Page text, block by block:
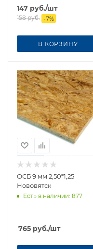
147 руб./шт
158руб. -7%
В КОРЗИНУ
ОСБ 9 мм 2,50*1,25
Нововятск
Есть в наличии: 877
765 руб./шт